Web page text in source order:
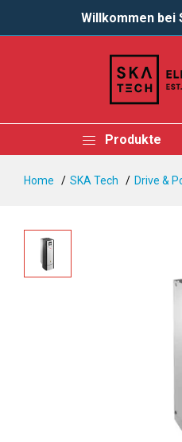
Willkommen bei
Produkte
Home SKA Tech Drive &